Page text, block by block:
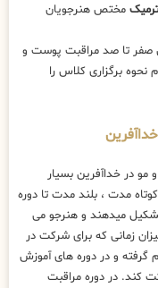
مختص هنرجویان
صفر تا صد مراقبت پوست و
نحوه برگزاری کلاس را
مو در خداآفرین بسیار
مدت ، بلند مدت تا دوره
میدهند و هنرجو می
زمانی که برای شرکت در
گرفته و در دوره های آموزش
کند. در دوره مراقبت